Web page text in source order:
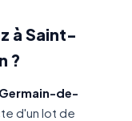
à Saint-
?
de-
d'un lot de